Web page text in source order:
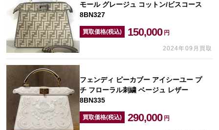
モール グレージュ コットン/ビスコース
8BN327
買取価格(税込) 150,000 円
2024年09月買取
フェンディ ピーカブー アイシーユー プ
チ フローラル刺繍 ベージュ レザー
8BN335
買取価格(税込) 290,000 円